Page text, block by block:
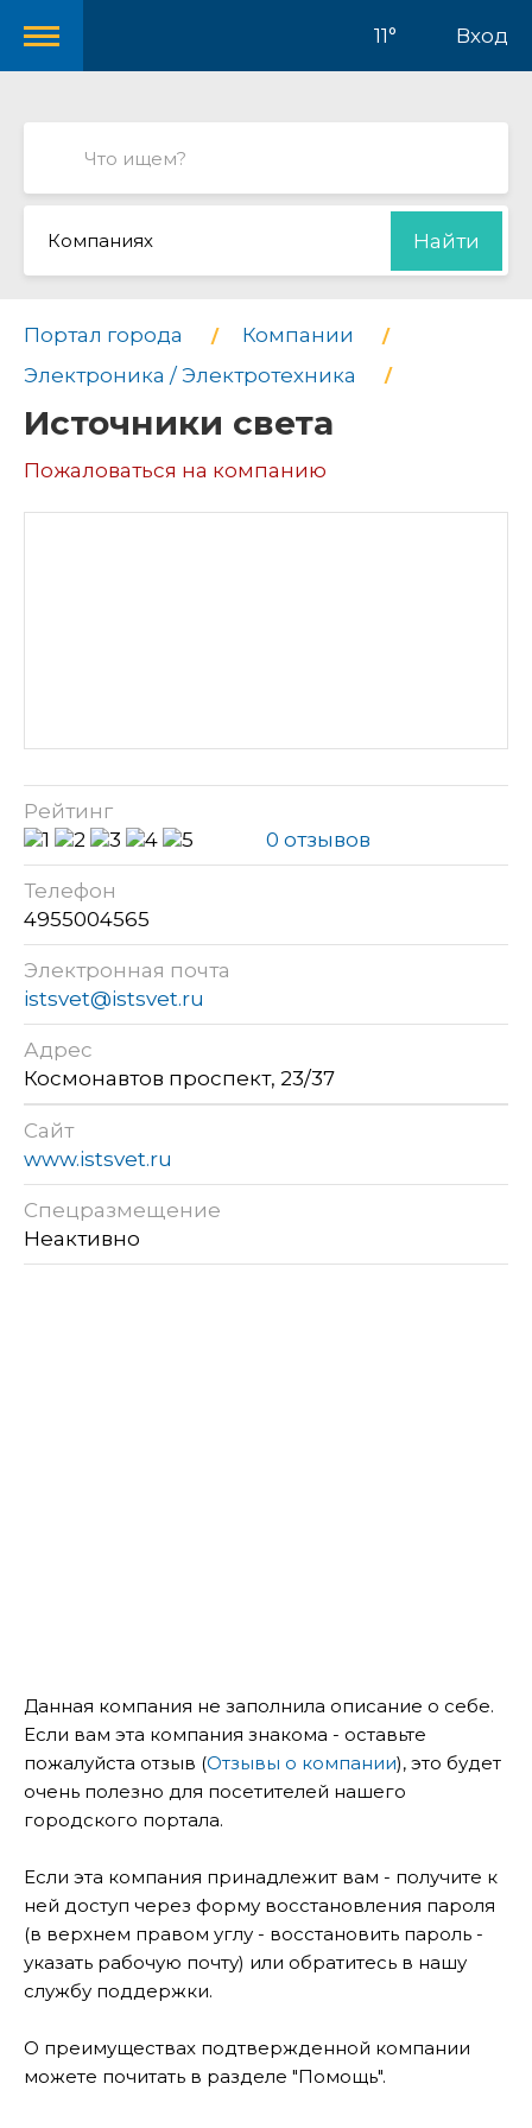
11° Вход
Компаниях Найти
Портал города
Компании
Электроника / Электротехника
Источники света
Пожаловаться на компанию
Рейтинг
0 отзывов
Телефон
4955004565
Электронная почта
istsvet@istsvet.ru
Адрес
Космонавтов проспект, 23/37
Сайт
www.istsvet.ru
Спецразмещение
Неактивно
Данная компания не заполнила описание о себе.
Если вам эта компания знакома - оставьте
пожалуйста отзыв (Отзывы о компании), это будет
очень полезно для посетителей нашего
городского портала.
Если эта компания принадлежит вам - получите к
ней доступ через форму восстановления пароля
(в верхнем правом углу - восстановить пароль -
указать рабочую почту) или обратитесь в нашу
службу поддержки.
О преимуществах подтвержденной компании
можете почитать в разделе "Помощь".